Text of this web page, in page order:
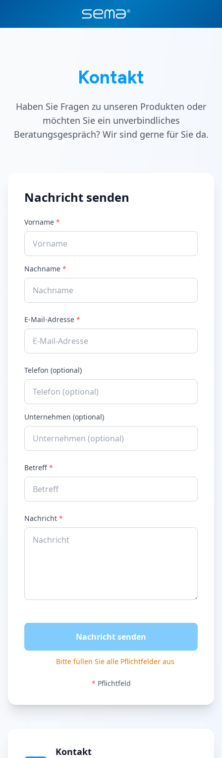
Kontakt
Haben Sie Fragen zu unseren Produkten oder
möchten Sie ein unverbindliches
Beratungsgespräch? Wir sind gerne für Sie da.
Nachricht senden
Vorname *
Nachname *
E-Mail-Adresse *
Telefon (optional)
Unternehmen (optional)
Betreff *
Nachricht *
Nachricht senden
Bitte füllen Sie alle Pflichtfelder aus
* Pflichtfeld
Kontakt